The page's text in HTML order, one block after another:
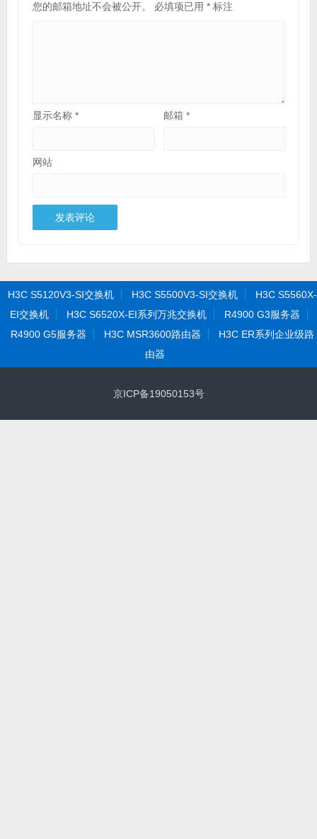
您的邮箱地址不会被公开。 必填项已用 *标注
显示名称 * 邮箱*
网站
H3C S5120V3-SI交换机 H3C S5500V3-SI交换机
H3C S5560X-
EI交换机
H3C S6520X-EI系列万兆交换机
R4900 G3服务器
R4900 G5服务器
H3C MSR3600路由器
H3C ER系列企业级路
由器
京ICP备19050153号